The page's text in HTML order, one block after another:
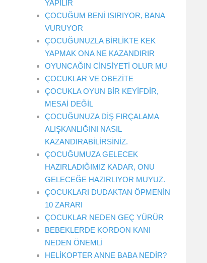
YAPILIR
ÇOCUĞUM BENİ ISIRIYOR, BANA
VURUYOR
ÇOCUĞUNUZLA BİRLİKTE KEK
YAPMAK ONA NE KAZANDIRIR
OYUNCAĞIN CİNSİYETİ OLUR MU
ÇOCUKLAR VE OBEZİTE
ÇOCUKLA OYUN BİR KEYİFDİR,
MESAİ DEĞİL
ÇOCUĞUNUZA DİŞ FIRÇALAMA
ALIŞKANLIĞINI NASIL
KAZANDIRABİLİRSİNİZ.
ÇOCUĞUMUZA GELECEK
HAZIRLADIĞIMIZ KADAR, ONU
GELECEĞE HAZIRLIYOR MUYUZ.
ÇOCUKLARI DUDAKTAN ÖPMENİN
10 ZARARI
ÇOCUKLAR NEDEN GEÇ YÜRÜR
BEBEKLERDE KORDON KANI
NEDEN ÖNEMLİ
HELİKOPTER ANNE BABA NEDİR?